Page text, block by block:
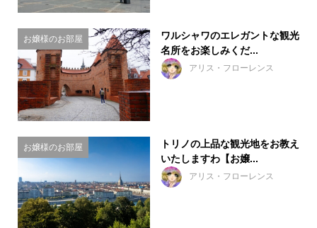
お嬢様のお部屋
ワルシャワのエレガントな観光
名所をお楽しみくだ...
アリス・フローレンス
お嬢様のお部屋
トリノの上品な観光地をお教え
いたしますわ【お嬢...
アリス・フローレンス